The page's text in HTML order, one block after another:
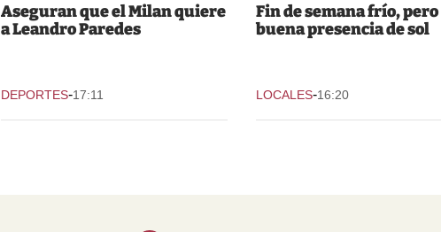
Aseguran que el Milan quiere
a Leandro Paredes
DEPORTES-17:11
Fin de semana frío, pero
buena presencia de sol
LOCALES-16:20